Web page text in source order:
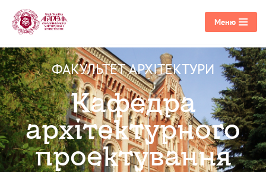
Перейти
до
вмісту
Меню
ФАКУЛЬТЕТ АРХІТЕКТУРИ
Кафедра
архітектурного
проектування